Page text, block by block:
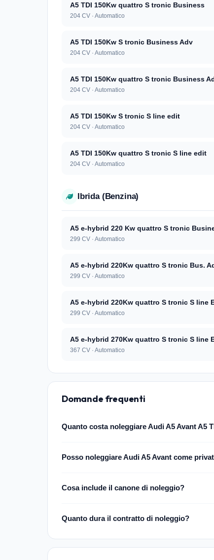
A5 TDI 150Kw quattro S tronic Business
204 CV · Automatico
A5 TDI 150Kw S tronic Business Adv
204 CV · Automatico
A5 TDI 150Kw quattro S tronic Business
204 CV · Automatico
A5 TDI 150Kw S tronic S line edit
204 CV · Automatico
A5 TDI 150Kw quattro S tronic S line edit
204 CV · Automatico
Ibrida (Benzina)
A5 e-hybrid 220 Kw quattro S tronic
299 CV · Automatico
A5 e-hybrid 220Kw quattro S tronic Bus.
299 CV · Automatico
A5 e-hybrid 220Kw quattro S tronic S line
299 CV · Automatico
A5 e-hybrid 270Kw quattro S tronic S line
367 CV · Automatico
Domande frequenti
Quanto costa noleggiare Audi A5 Avant A5
Posso noleggiare Audi A5 Avant come
Cosa include il canone di noleggio?
Quanto dura il contratto di noleggio?